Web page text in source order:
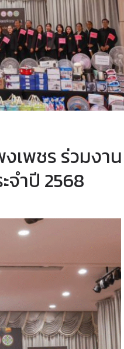
เพชร ร่วมงาน
ำปี 2568